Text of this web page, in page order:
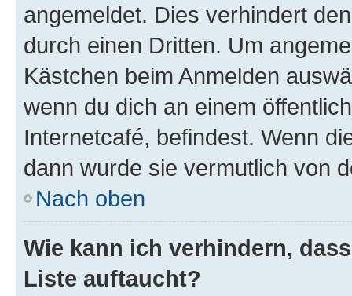
angemeldet. Dies verhindert
durch einen Dritten. Um
Kästchen beim Anmelden
wenn du dich an einem
Internetcafé, befindest. Wenn
dann wurde sie vermutlich von
Nach oben
Wie kann ich verhindern,
Liste auftaucht?